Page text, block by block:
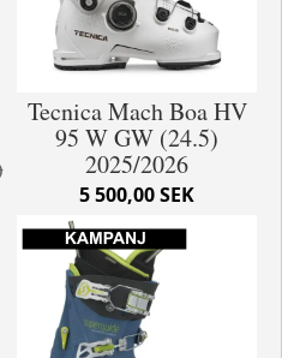
Tecnica Mach Boa HV
95 W GW (24.5)
2025/2026
5 500,00 SEK